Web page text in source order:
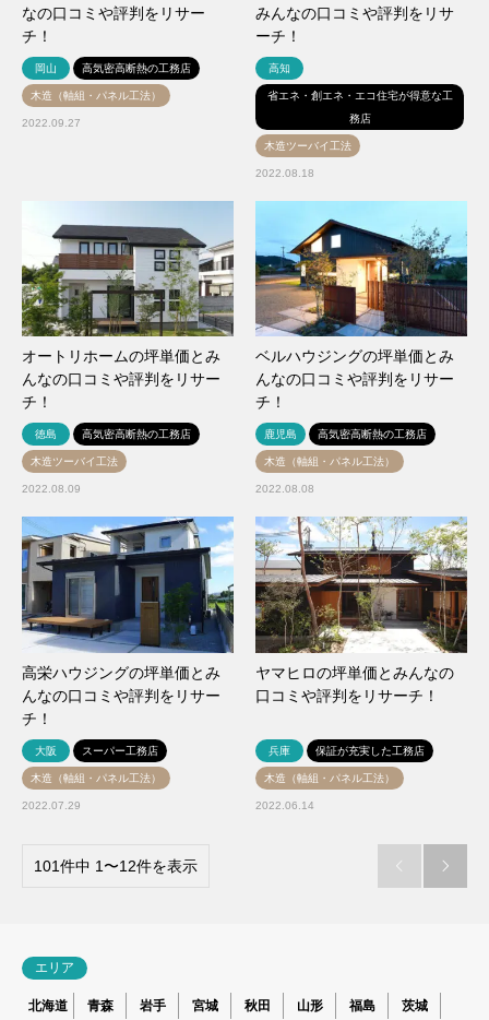
なの口コミや評判をリサー
チ！
岡山 高気密高断熱の工務店
木造（軸組・パネル工法）
2022.09.27
みんなの口コミや評判をリサ
ーチ！
高知
省エネ・創エネ・エコ住宅が得意な工
務店
木造ツーバイ工法
2022.08.18
オートリホームの坪単価とみ
んなの口コミや評判をリサー
チ！
徳島 高気密高断熱の工務店
木造ツーバイ工法
2022.08.09
ベルハウジングの坪単価とみ
んなの口コミや評判をリサー
チ！
鹿児島 高気密高断熱の工務店
木造（軸組・パネル工法）
2022.08.08
高栄ハウジングの坪単価とみ
んなの口コミや評判をリサー
チ！
大阪 スーパー工務店
木造（軸組・パネル工法）
2022.07.29
ヤマヒロの坪単価とみんなの
口コミや評判をリサーチ！
兵庫 保証が充実した工務店
木造（軸組・パネル工法）
2022.06.14
101件中 1〜12件を表示  
エリア
北海道 青森 岩手 宮城 秋田 山形 福島 茨城